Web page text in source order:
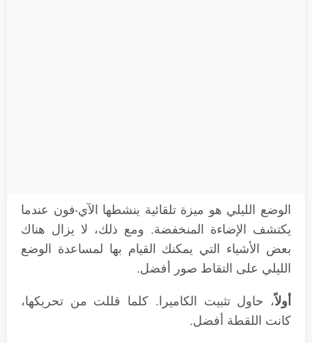
الوضع الليلي هو ميزة تلقائية ينشطها الآي-فون عندما
يكتشف الإضاءة المنخفضة. ومع ذلك، لا يزال هناك
بعض الأشياء التي يمكنك القيام بها لمساعدة الوضع
الليلي على التقاط صور أفضل.
أولاً، حاول تثبيت الكاميرا. كلما قللت من تحريكها،
كانت اللقطة أفضل.